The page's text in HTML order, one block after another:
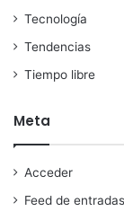
Tecnología
Tendencias
Tiempo libre
Meta
Acceder
Feed de entradas